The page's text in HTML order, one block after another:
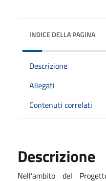
INDICE DELLA PAGINA
Descrizione
Allegati
Contenuti correlati
Descrizione
Nell’ambito del